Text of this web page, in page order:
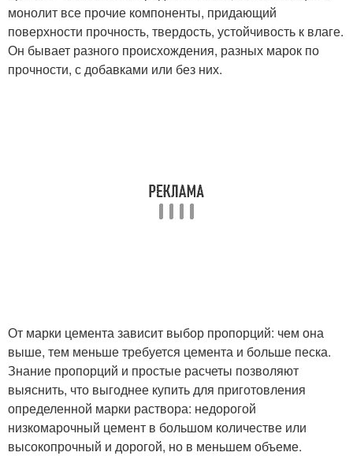
монолит все прочие компоненты, придающий
поверхности прочность, твердость, устойчивость к влаге.
Он бывает разного происхождения, разных марок по
прочности, с добавками или без них.
От марки цемента зависит выбор пропорций: чем она
выше, тем меньше требуется цемента и больше песка.
Знание пропорций и простые расчеты позволяют
выяснить, что выгоднее купить для приготовления
определенной марки раствора: недорогой
низкомарочный цемент в большом количестве или
высокопрочный и дорогой, но в меньшем объеме.